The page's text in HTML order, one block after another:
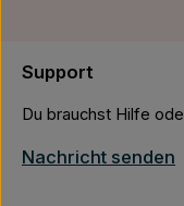
Support
Du brauchst Hilfe
Nachricht senden